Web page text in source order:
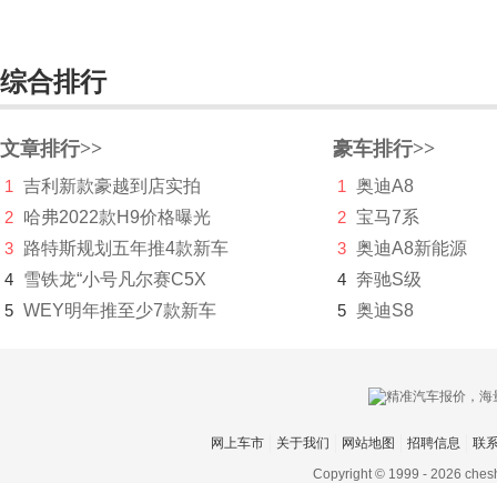
依维柯
裕路
云度新能源
云雀
综合排行
文章排行>>
1
吉利新款豪越到店实拍
2 哈弗2022款H9价格曝光
3 路特斯规划五年推4款新车
4 雪铁龙“小号凡尔赛C5X
5 WEY明年推至少7款新车
豪车排行>>
1
奥迪A8
2 宝马7系
3 奥迪A8新能源
4 奔驰S级
5 奥迪S8
网上车市 关于我们 网站地图 招聘信息
联
Copyright © 1999 - 2026